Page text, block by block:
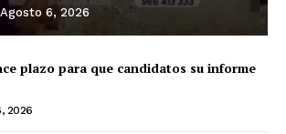
Agosto 6, 2026
plazo para que candidatos su informe
2026